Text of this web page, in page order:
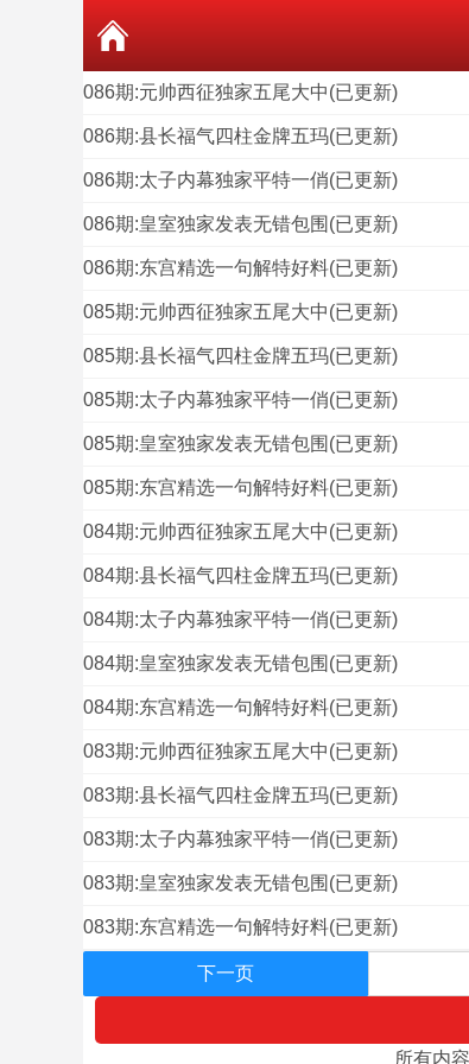
086期:元帅西征独家五尾大中(已更新)
086期:县长福气四柱金牌五玛(已更新)
086期:太子内幕独家平特一俏(已更新)
086期:皇室独家发表无错包围(已更新)
086期:东宫精选一句解特好料(已更新)
085期:元帅西征独家五尾大中(已更新)
085期:县长福气四柱金牌五玛(已更新)
085期:太子内幕独家平特一俏(已更新)
085期:皇室独家发表无错包围(已更新)
085期:东宫精选一句解特好料(已更新)
084期:元帅西征独家五尾大中(已更新)
084期:县长福气四柱金牌五玛(已更新)
084期:太子内幕独家平特一俏(已更新)
084期:皇室独家发表无错包围(已更新)
084期:东宫精选一句解特好料(已更新)
083期:元帅西征独家五尾大中(已更新)
083期:县长福气四柱金牌五玛(已更新)
083期:太子内幕独家平特一俏(已更新)
083期:皇室独家发表无错包围(已更新)
083期:东宫精选一句解特好料(已更新)
下一页
所有内